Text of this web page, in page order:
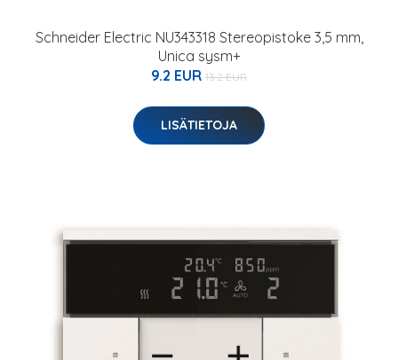
Schneider Electric NU343318 Stereopistoke 3,5 mm,
Unica sysm+
9.2 EUR 13.2 EUR
LISÄTIETOJA